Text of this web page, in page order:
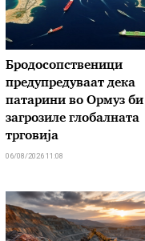
Бродосопственици
предупредуваат дека
патарини во Ормуз би
загрозиле глобалната
трговија
06/08/2026 11:08